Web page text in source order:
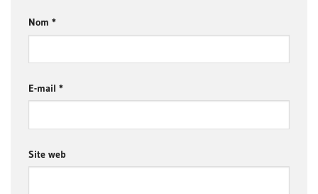
Nom *
E-mail *
Site web